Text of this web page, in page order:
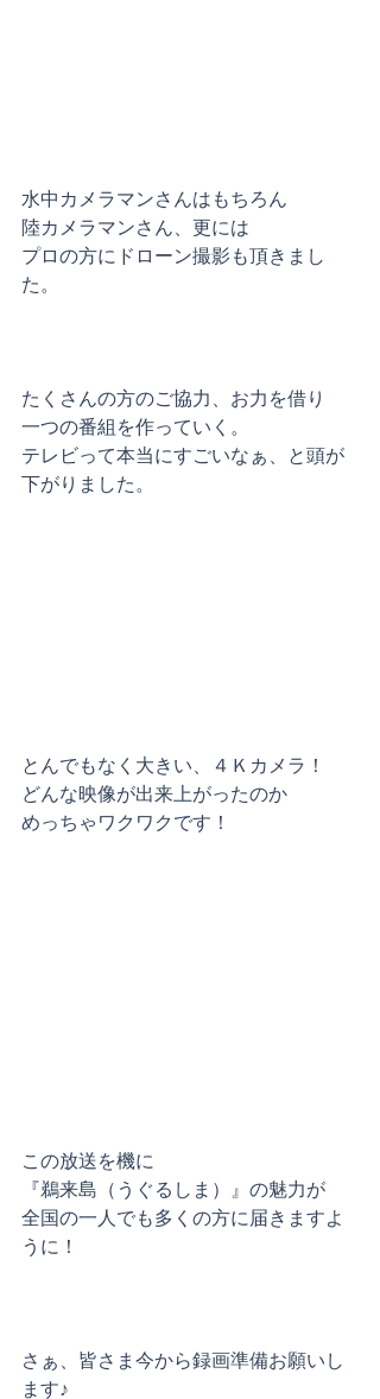
水中カメラマンさんはもちろん
陸カメラマンさん、更には
プロの方にドローン撮影も頂きまし
た。
たくさんの方のご協力、お力を借り
一つの番組を作っていく。
テレビって本当にすごいなぁ、と頭が
下がりました。
とんでもなく大きい、４Ｋカメラ！
どんな映像が出来上がったのか
めっちゃワクワクです！
この放送を機に
『鵜来島（うぐるしま）』の魅力が
全国の一人でも多くの方に届きますよ
うに！
さぁ、皆さま今から録画準備お願いし
ます♪